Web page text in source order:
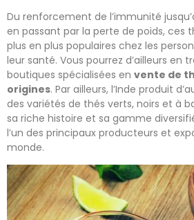
Du renforcement de l’immunité
en passant par la perte de poids, ces
plus en plus populaires chez les
leur santé. Vous pourrez d’ailleurs en
boutiques spécialisées en vente de
origines. Par ailleurs, l’Inde produit
des variétés de thés verts, noirs et à
sa riche histoire et sa gamme
l’un des principaux producteurs et
monde.